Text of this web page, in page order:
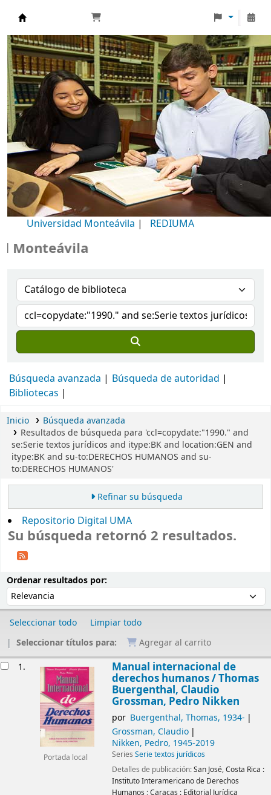
Biblioteca Universidad Monteávila
Universidad Monteávila | REDIUMA
Búsqueda avanzada
Búsqueda de autoridad
Bibliotecas
Inicio
Búsqueda avanzada
Resultados de búsqueda para 'ccl=copydate:"1990." and
se:Serie textos jurídicos and itype:BK and location:GEN and
itype:BK and su-to:DERECHOS HUMANOS and su-
to:DERECHOS HUMANOS'
Refinar su búsqueda
Repositorio Digital UMA
Su búsqueda retornó 2 resultados.
Ordenar resultados por:
Seleccionar todo
Limpiar todo
Seleccionar títulos para:
Agregar al carrito
1.
Portada local
Manual internacional de
derechos humanos /Thomas
Buergenthal, Claudio
Grossman, Pedro Nikken
por Buergenthal, Thomas, 1934-
Grossman, Claudio
Nikken, Pedro, 1945-2019
Series Serie textos jurídicos
Detalles de publicación:San José, Costa Rica :
Instituto Interamericano de Derechos
Humanos ;Caracas : Editorial Jurídica